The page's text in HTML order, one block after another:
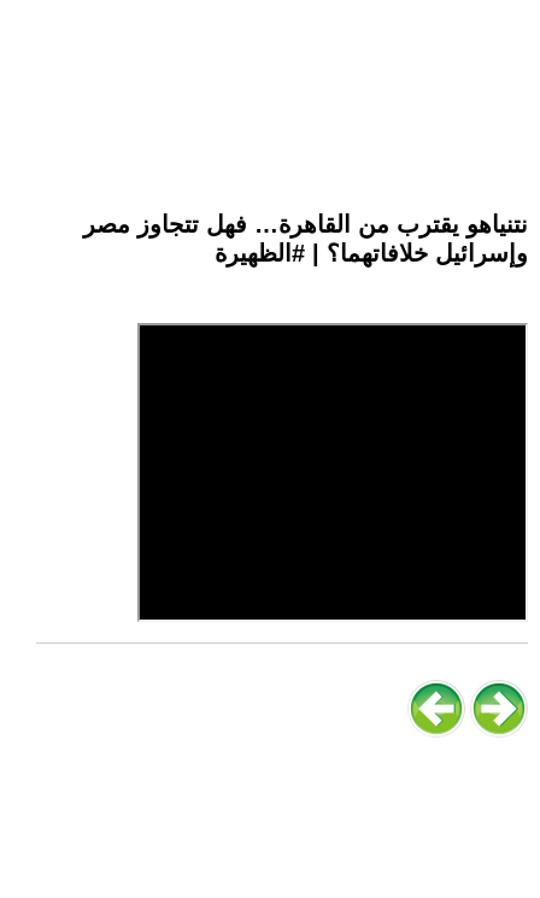
نتنياهو يقترب من القاهرة… فهل تتجاوز مصر
وإسرائيل خلافاتهما؟ | #الظهيرة